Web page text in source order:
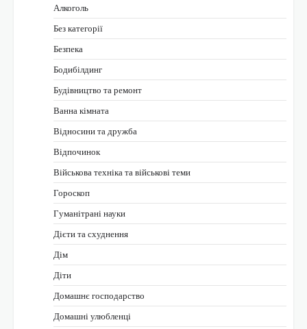
Алкоголь
Без категорії
Безпека
Бодибілдинг
Будівництво та ремонт
Ванна кімната
Відносини та дружба
Відпочинок
Військова техніка та військові теми
Гороскоп
Гуманітрані науки
Дієти та схуднення
Дім
Діти
Домашнє господарство
Домашні улюбленці